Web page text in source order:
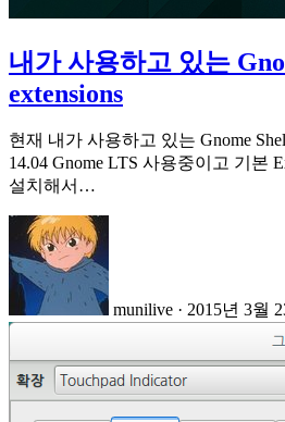
내가 사용하고 있는
extensions
현재 내가 사용하고 있는 Gnome
14.04 Gnome LTS 사용중이고 기본
설치해서…
munilive · 2015년 3월